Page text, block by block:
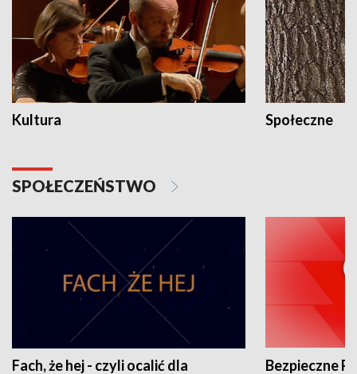
Kultura Społeczne
SPOŁECZEŃSTWO
Fach, że hej - czyli ocalić dla
Bezpieczne